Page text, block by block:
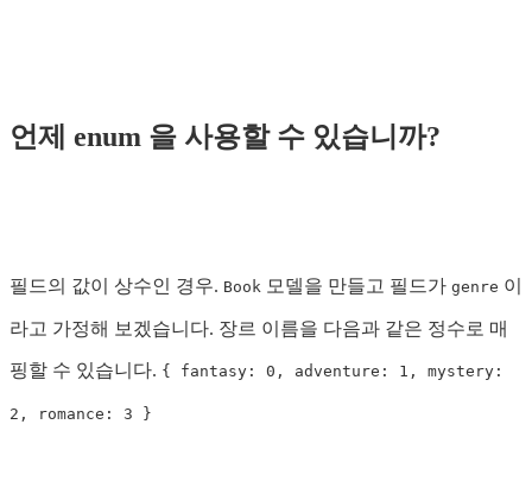
언제 enum 을 사용할 수 있습니까?
필드의 값이 상수인 경우. Book 모델을 만들고 필드가 genre 이
라고 가정해 보겠습니다. 장르 이름을 다음과 같은 정수로 매
핑할 수 있습니다. { fantasy: 0, adventure: 1, mystery:
2, romance: 3 }